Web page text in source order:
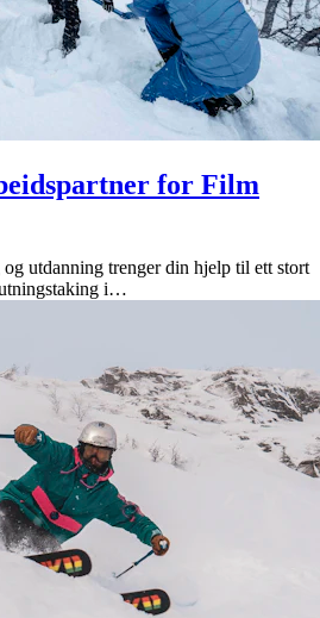
for Film
utdanning trenger din hjelp til ett stort
i…